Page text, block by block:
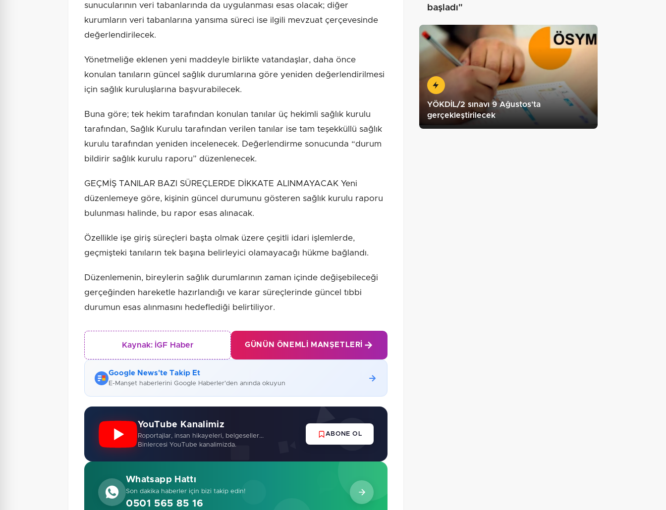
sunucularının veri tabanlarında da uygulanması esas olacak; diğer
kurumların veri tabanlarına yansıma süreci ise ilgili mevzuat çerçevesinde
değerlendirilecek.
Yönetmeliğe eklenen yeni maddeyle birlikte vatandaşlar, daha önce
konulan tanıların güncel sağlık durumlarına göre yeniden değerlendirilmesi
için sağlık kuruluşlarına başvurabilecek.
Buna göre; tek hekim tarafından konulan tanılar üç hekimli sağlık kurulu
tarafından, Sağlık Kurulu tarafından verilen tanılar ise tam teşekküllü sağlık
kurulu tarafından yeniden incelenecek. Değerlendirme sonucunda “durum
bildirir sağlık kurulu raporu” düzenlenecek.
GEÇMİŞ TANILAR BAZI SÜREÇLERDE DİKKATE ALINMAYACAK Yeni
düzenlemeye göre, kişinin güncel durumunu gösteren sağlık kurulu raporu
bulunması halinde, bu rapor esas alınacak.
Özellikle işe giriş süreçleri başta olmak üzere çeşitli idari işlemlerde,
geçmişteki tanıların tek başına belirleyici olamayacağı hükme bağlandı.
Düzenlemenin, bireylerin sağlık durumlarının zaman içinde değişebileceği
gerçeğinden hareketle hazırlandığı ve karar süreçlerinde güncel tıbbi
durumun esas alınmasını hedeflediği belirtiliyor.
Kaynak: İGF Haber GÜNÜN ÖNEMLI MANŞETLERI
Google News'te Takip Et
E-Manşet haberlerini Google Haberler'den anında okuyun
YouTube Kanalimiz
Roportajlar, insan hikayeleri, belgeseller...
Binlercesi YouTube kanalimizda.
ABONE OL
Whatsapp Hattı
Son dakika haberler için bizi takip edin!
0501 565 85 16
başladı"
YÖKDİL/2 sınavı 9 Ağustos'ta
gerçekleştirilecek